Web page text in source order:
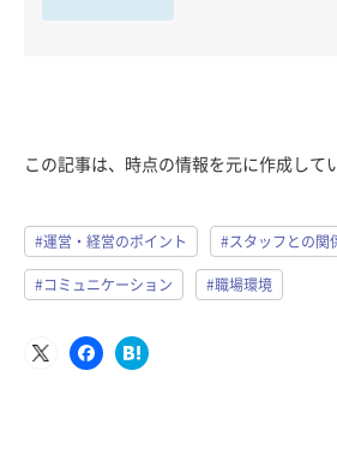
この記事は、時点の情報を元に作成して
#運営・経営のポイント #スタッフとの関
#コミュニケーション #職場環境